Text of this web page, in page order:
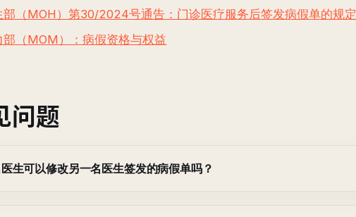
部（MOH）第30/2024号通告：门诊医疗服务后签发病假单的规定
部（MOM）：病假资格与权益
问题
生可以修改另一名医生签发的病假单吗？